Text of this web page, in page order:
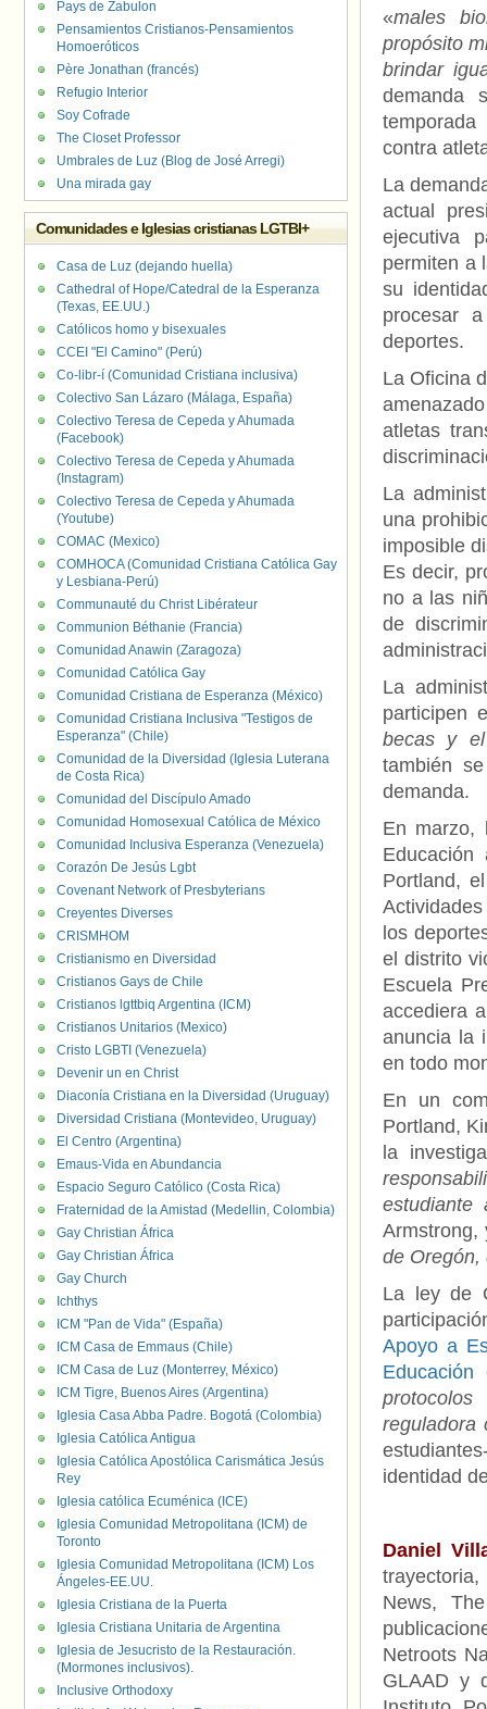
«males
propósito
brindar
demanda
contra
La
actual
ejecutiva
permiten a
su
procesar
deportes.
La Oficina
atletas
La
una
imposible
Es decir,
no a las
de
La
participen
becas y el
también
demanda.
En marzo,
Portland,
los
el distrito
Escuela
accediera
anuncia la
en todo
En un
Portland,
la
estudiante
Armstrong,
de Oregón,
La ley de
Apoyo a
Educación
reguladora
identidad
Daniel
News,
Netroots
GLAAD y
Pays de Zabulon
Pensamientos Cristianos-Pensamientos
Homoeróticos
Père Jonathan (francés)
Refugio Interior
Soy Cofrade
The Closet Professor
Umbrales de Luz (Blog de José Arregi)
Una mirada gay
Comunidades e Iglesias cristianas LGTBI+
Casa de Luz (dejando huella)
Cathedral of Hope/Catedral de la Esperanza
(Texas, EE.UU.)
Católicos homo y bisexuales
CCEI "El Camino" (Perú)
Co-libr-í (Comunidad Cristiana inclusiva)
Colectivo San Lázaro (Málaga, España)
Colectivo Teresa de Cepeda y Ahumada
(Facebook)
Colectivo Teresa de Cepeda y Ahumada
(Instagram)
Colectivo Teresa de Cepeda y Ahumada
(Youtube)
COMAC (Mexico)
COMHOCA (Comunidad Cristiana Católica Gay
y Lesbiana-Perú)
Communauté du Christ Libérateur
Communion Béthanie (Francia)
Comunidad Anawin (Zaragoza)
Comunidad Católica Gay
Comunidad Cristiana de Esperanza (México)
Comunidad Cristiana Inclusiva "Testigos de
Esperanza" (Chile)
Comunidad de la Diversidad (Iglesia Luterana
de Costa Rica)
Comunidad del Discípulo Amado
Comunidad Homosexual Católica de México
Comunidad Inclusiva Esperanza (Venezuela)
Corazón De Jesús Lgbt
Covenant Network of Presbyterians
Creyentes Diverses
CRISMHOM
Cristianismo en Diversidad
Cristianos Gays de Chile
Cristianos lgttbiq Argentina (ICM)
Cristianos Unitarios (Mexico)
Cristo LGBTI (Venezuela)
Devenir un en Christ
Diaconía Cristiana en la Diversidad (Uruguay)
Diversidad Cristiana (Montevideo, Uruguay)
El Centro (Argentina)
Emaus-Vida en Abundancia
Espacio Seguro Católico (Costa Rica)
Fraternidad de la Amistad (Medellin, Colombia)
Gay Christian África
Gay Christian África
Gay Church
Ichthys
ICM "Pan de Vida" (España)
ICM Casa de Emmaus (Chile)
ICM Casa de Luz (Monterrey, México)
ICM Tigre, Buenos Aires (Argentina)
Iglesia Casa Abba Padre. Bogotá (Colombia)
Iglesia Católica Antigua
Iglesia Católica Apostólica Carismática Jesús
Rey
Iglesia católica Ecuménica (ICE)
Iglesia Comunidad Metropolitana (ICM) de
Toronto
Iglesia Comunidad Metropolitana (ICM) Los
Ángeles-EE.UU.
Iglesia Cristiana de la Puerta
Iglesia Cristiana Unitaria de Argentina
Iglesia de Jesucristo de la Restauración.
(Mormones inclusivos).
Inclusive Orthodoxy